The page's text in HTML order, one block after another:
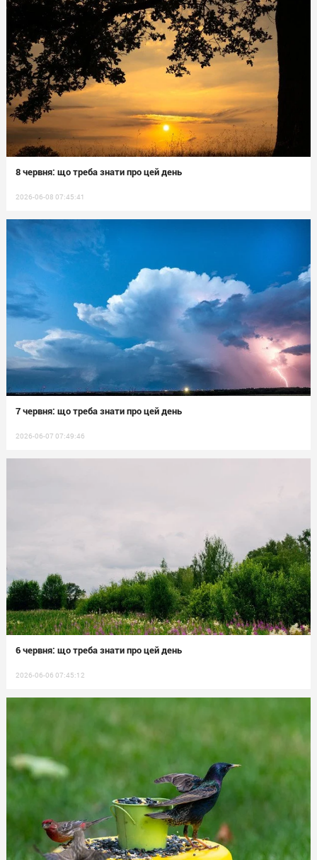
8 червня: що треба знати про цей день
2026-06-08 07:45:41
7 червня: що треба знати про цей день
2026-06-07 07:49:46
6 червня: що треба знати про цей день
2026-06-06 07:45:12